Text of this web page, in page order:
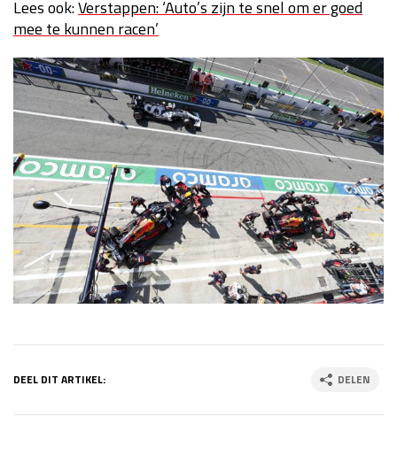
Lees ook:Verstappen: ‘Auto’s zijn te snel om er goed
mee te kunnen racen’
DEEL DIT ARTIKEL: DELEN